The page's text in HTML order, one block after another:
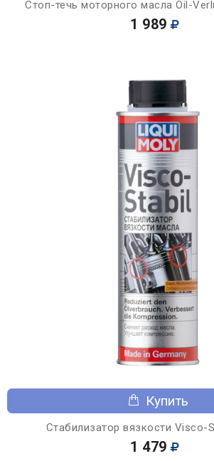
Стоп-течь моторного масла Oil-
1 989
Купить
Стабилизатор вязкости Visco-
1 479